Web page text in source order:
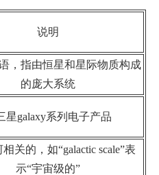
说明
，指由恒星和星际物质构成
的庞大系统
星galaxy系列电子产品
关的，如“galactic scale”表
示“宇宙级的”